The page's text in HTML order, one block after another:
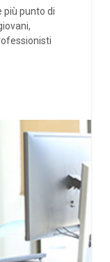
più punto di